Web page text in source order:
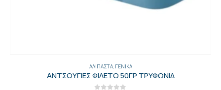
ΑΛΊΠΑΣΤΑ, ΓΕΝΙΚΑ
ΑΝΤΣΟΥΓΙΕΣ ΦΙΛΕΤΟ 50ΓΡ ΤΡΥΦΩΝΙΔ